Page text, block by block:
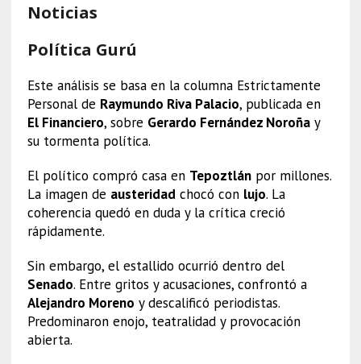
Noticias
Política Gurú
Este análisis se basa en la columna Estrictamente
Personal de Raymundo Riva Palacio, publicada en
El Financiero, sobre Gerardo Fernández Noroñay
su tormenta política.
El político compró casa en Tepoztlánpor millones.
La imagen de austeridadchocó con lujo. La
coherencia quedó en duda y la crítica creció
rápidamente.
Sin embargo, el estallido ocurrió dentro del
Senado. Entre gritos y acusaciones, confrontó a
Alejandro Moreno y descalificó periodistas.
Predominaron enojo, teatralidad y provocación
abierta.